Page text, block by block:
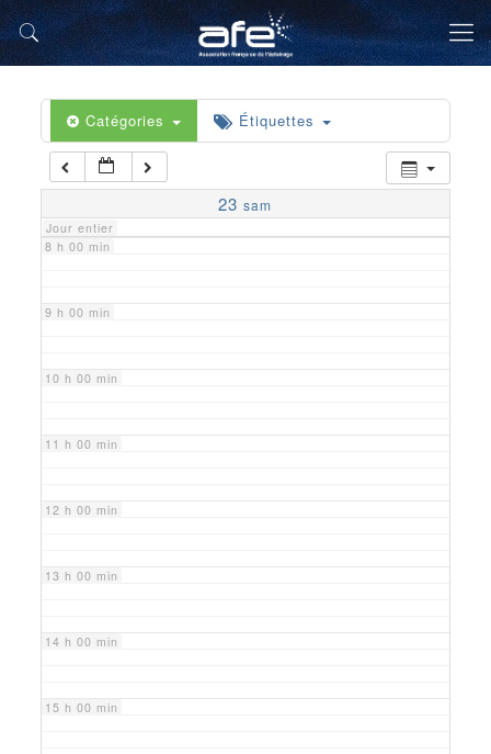
Catégories Étiquettes
23 sam
Jour entier
5 h 00 min
6 h 00 min
7 h 00 min
8 h 00 min
9 h 00 min
10 h 00 min
11 h 00 min
12 h 00 min
13 h 00 min
14 h 00 min
15 h 00 min